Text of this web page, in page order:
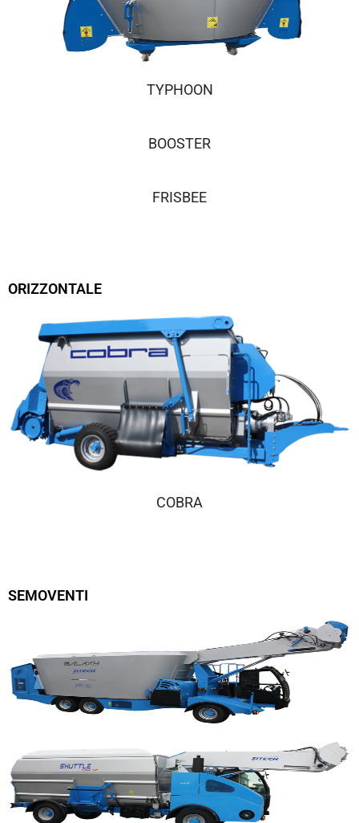
TYPHOON
BOOSTER
FRISBEE
ORIZZONTALE
COBRA
SEMOVENTI